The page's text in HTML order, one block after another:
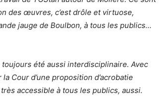
des œuvres, c’est drôle et virtuose,
jauge de Boulbon, à tous les publics…
été aussi interdisciplinaire. Avec
Cour d’une proposition d’acrobatie
accessible à tous les publics, aussi.